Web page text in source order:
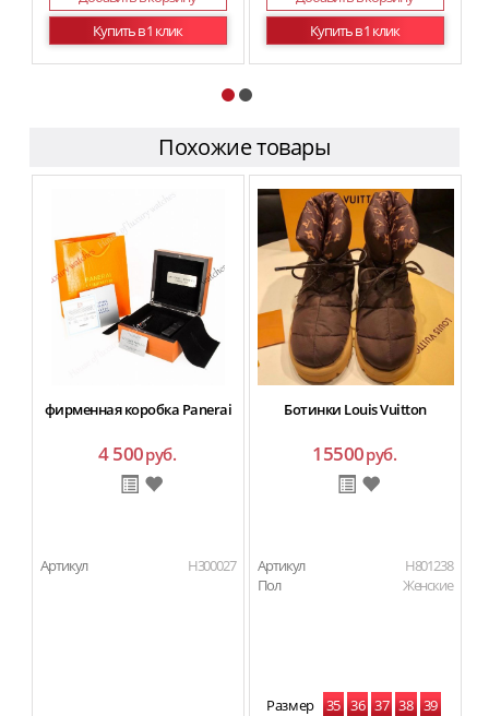
Купить в 1 клик
Купить в 1 клик
Похожие товары
фирменная коробка Panerai
4 500руб.
Артикул H300027
Ботинки Louis Vuitton
15500руб.
Артикул
H801238
Пол
Женские
Размер 35 36 37 38 39